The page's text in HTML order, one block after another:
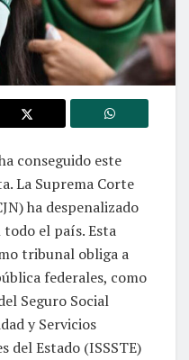
conseguido este
La Suprema Corte
ha despenalizado
el país. Esta
tribunal obliga a
federales, como
Seguro Social
y Servicios
del Estado (ISSSTE)